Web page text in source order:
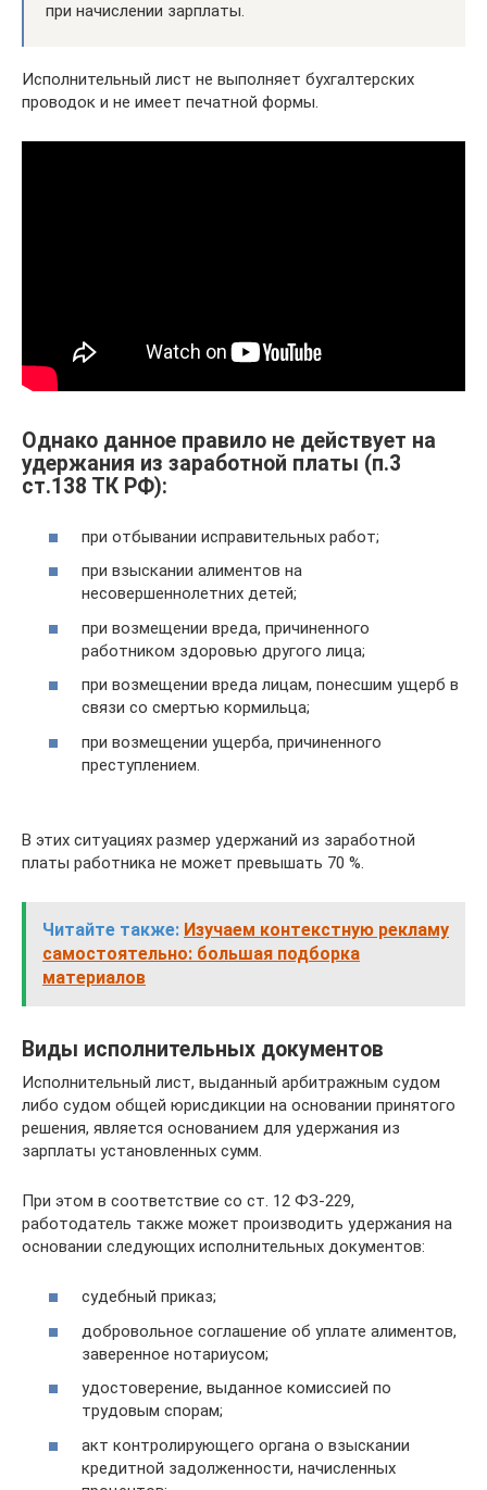
при начислении зарплаты.
Исполнительный лист не выполняет бухгалтерских
проводок и не имеет печатной формы.
Однако данное правило не действует на
удержания из заработной платы (п.3
ст.138 ТК РФ):
при отбывании исправительных работ;
при взыскании алиментов на
несовершеннолетних детей;
при возмещении вреда, причиненного
работником здоровью другого лица;
при возмещении вреда лицам, понесшим ущерб в
связи со смертью кормильца;
при возмещении ущерба, причиненного
преступлением.
В этих ситуациях размер удержаний из заработной
платы работника не может превышать 70 %.
Читайте также: Изучаем контекстную рекламу
самостоятельно: большая подборка
материалов
Виды исполнительных документов
Исполнительный лист, выданный арбитражным судом
либо судом общей юрисдикции на основании принятого
решения, является основанием для удержания из
зарплаты установленных сумм.
При этом в соответствие со ст. 12 ФЗ-229,
работодатель также может производить удержания на
основании следующих исполнительных документов:
судебный приказ;
добровольное соглашение об уплате алиментов,
заверенное нотариусом;
удостоверение, выданное комиссией по
трудовым спорам;
акт контролирующего органа о взыскании
кредитной задолженности, начисленных